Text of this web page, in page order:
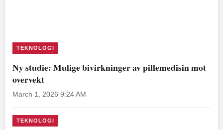
TEKNOLOGI
Ny studie: Mulige bivirkninger av pillemedisin mot
overvekt
March 1, 2026 9:24 AM
TEKNOLOGI